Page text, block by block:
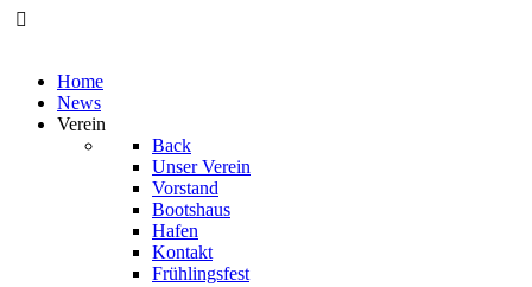
Home
News
Verein
Back
Unser Verein
Vorstand
Bootshaus
Hafen
Kontakt
Frühlingsfest